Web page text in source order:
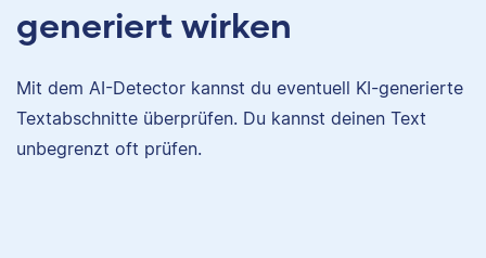
generiert wirken
Mit dem AI-Detector kannst du eventuell KI-generierte
Textabschnitte überprüfen. Du kannst deinen Text
unbegrenzt oft prüfen.